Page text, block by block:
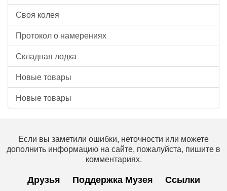
Своя колея
Протокол о намерениях
Складная лодка
Новые товары
Новые товары
Если вы заметили ошибки, неточности или можете
дополнить информацию на сайте, пожалуйста, пишите в
комментариях.
Друзья Поддержка Музея Ссылки